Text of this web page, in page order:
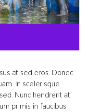
at sed eros. Donec
In scelerisque
Nunc hendrerit at
primis in faucibus